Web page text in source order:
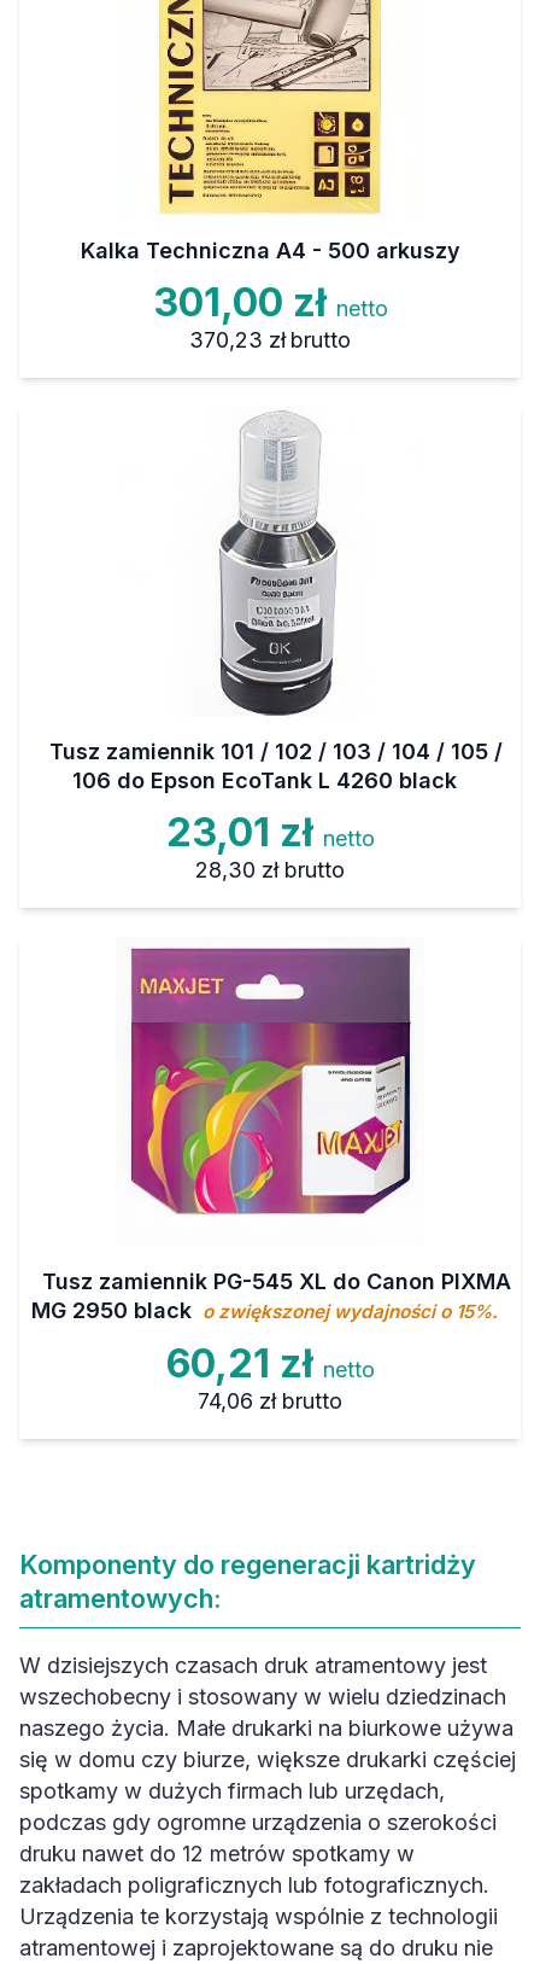
Kalka Techniczna A4 - 500 arkuszy
301,00 zł netto
370,23 zł brutto
Tusz zamiennik 101 / 102 / 103 / 104 / 105 /
106 do Epson EcoTank L 4260 black
23,01 zł netto
28,30 zł brutto
Tusz zamiennik PG-545 XL do Canon PIXMA
MG 2950 black o zwiększonej wydajności o 15%.
60,21 zł netto
74,06 zł brutto
Komponenty do regeneracji kartridży
atramentowych:
W dzisiejszych czasach druk atramentowy jest
wszechobecny i stosowany w wielu dziedzinach
naszego życia. Małe drukarki na biurkowe używa
się w domu czy biurze, większe drukarki częściej
spotkamy w dużych firmach lub urzędach,
podczas gdy ogromne urządzenia o szerokości
druku nawet do 12 metrów spotkamy w
zakładach poligraficznych lub fotograficznych.
Urządzenia te korzystają wspólnie z technologii
atramentowej i zaprojektowane są do druku nie